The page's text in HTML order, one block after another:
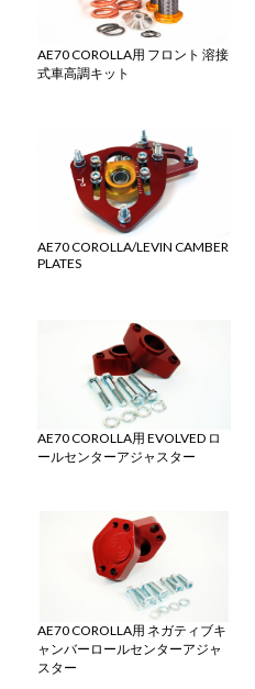
AE70 COROLLA用 フロント 溶接
式車高調キット
AE70 COROLLA/LEVIN CAMBER
PLATES
AE70 COROLLA用 EVOLVED ロ
ールセンターアジャスター
AE70 COROLLA用 ネガティブキ
ャンバーロールセンターアジャ
スター